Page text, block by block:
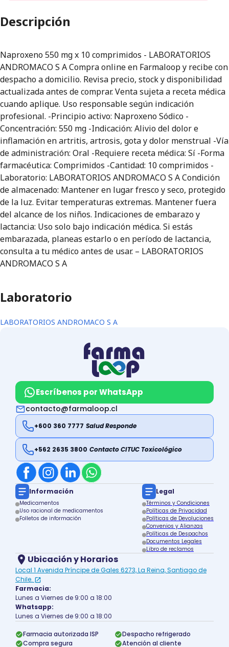
Descripción
Naproxeno 550 mg x 10 comprimidos - LABORATORIOS
ANDROMACO S A Compra online en Farmaloop y recibe con
despacho a domicilio. Revisa precio, stock y disponibilidad
actualizada antes de comprar. Venta sujeta a receta médica
cuando aplique. Uso responsable según indicación
profesional. -Principio activo: Naproxeno Sódico -
Concentración: 550 mg -Indicación: Alivio del dolor e
inflamación en artritis, artrosis, gota y dolor menstrual -Vía
de administración: Oral -Requiere receta médica: Sí -Forma
farmacéutica: Comprimidos -Cantidad: 10 comprimidos -
Laboratorio: LABORATORIOS ANDROMACO S A Condición
de almacenado: Mantener en lugar fresco y seco, protegido
de la luz. Evitar temperaturas extremas. Mantener fuera
del alcance de los niños. Indicaciones de embarazo y
lactancia: Uso solo bajo indicación médica. Si estás
embarazada, planeas estarlo o en período de lactancia,
consulta a tu médico antes de usar. – LABORATORIOS
ANDROMACO S A
Laboratorio
LABORATORIOS ANDROMACO S A
Escríbenos por WhatsApp
contacto@farmaloop.cl
+600 360 7777 Salud Responde
+562 2635 3800 Contacto CITUC Toxicológico
Información
Medicamentos
Uso racional de medicamentos
Folletos de información
Legal
Términos y Condiciones
Políticas de Privacidad
Políticas de Devoluciones
Convenios y Alianzas
Políticas de Despachos
Documentos Legales
Libro de reclamos
Ubicación y Horarios
Local 1 Avenida Príncipe de Gales 6273, La Reina, Santiago de
Chile.
Farmacia:
Lunes a Viernes de 9:00 a 18:00
Whatsapp:
Lunes a Viernes de 9:00 a 18:00
Farmacia autorizada ISP
Despacho refrigerado
Compra segura
Atención al cliente